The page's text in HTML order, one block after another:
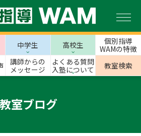
中学生 高校生
個別指導
WAMの特徴
講師からの
メッセージ
よくある質問
入塾について
教室検索
教室ブログ